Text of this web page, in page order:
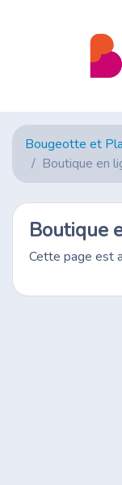
Bougeotte et
Boutique en
Boutique
Cette page est